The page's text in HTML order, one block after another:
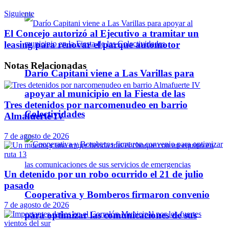
Darío Capitani viene a Las Varillas para
apoyar al municipio en la Fiesta de las
Colectividades
Cooperativa y Bomberos firmaron convenio
para optimizar las comunicaciones de sus
Siguiente
El Concejo autorizó al Ejecutivo a tramitar un
leasing para renovar el parque automotor
Notas Relacionadas
Tres detenidos por narcomenudeo en barrio
Almafuerte IV
7 de agosto de 2026
Un detenido por un robo ocurrido el 21 de julio
pasado
7 de agosto de 2026